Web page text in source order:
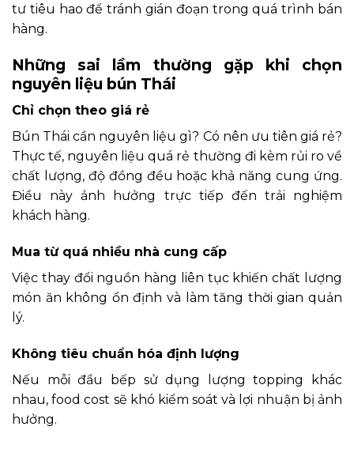
tư tiêu hao để tránh gián đoạn trong quá trình bán
hàng.
Những sai lầm thường gặp khi chọn
nguyên liệu bún Thái
Chỉ chọn theo giá rẻ
Bún Thái cần nguyên liệu gì? Có nên ưu tiên giá rẻ?
Thực tế, nguyên liệu quá rẻ thường đi kèm rủi ro về
chất lượng, độ đồng đều hoặc khả năng cung ứng.
Điều này ảnh hưởng trực tiếp đến trải nghiệm
khách hàng.
Mua từ quá nhiều nhà cung cấp
Việc thay đổi nguồn hàng liên tục khiến chất lượng
món ăn không ổn định và làm tăng thời gian quản
lý.
Không tiêu chuẩn hóa định lượng
Nếu mỗi đầu bếp sử dụng lượng topping khác
nhau, food cost sẽ khó kiểm soát và lợi nhuận bị ảnh
hưởng.